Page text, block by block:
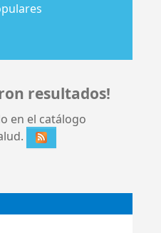
resultados!
en el catálogo